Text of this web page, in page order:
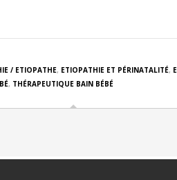
/ ETIOPATHE, ETIOPATHIE ET PÉRINATALITÉ,
, THÉRAPEUTIQUE BAIN BÉBÉ